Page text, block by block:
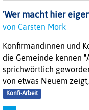
'Wer macht hier
von Carsten Mork
Konfirmandinnen und
die Gemeinde kennen
sprichwörtlich
von etwas Neuem
Konfi-Arbeit